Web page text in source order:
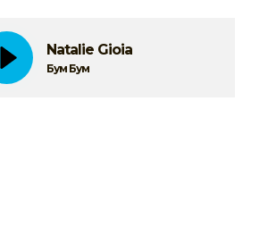
Natalie Gioia
Бум Бум